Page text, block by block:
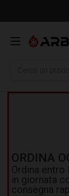
ORDINA
Ordina
in giornata
consegna